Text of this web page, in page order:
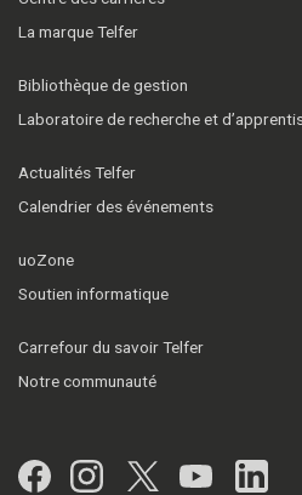
La marque Telfer
Bibliothèque de gestion
Laboratoire de recherche et
Actualités Telfer
Calendrier des événements
uoZone
Soutien informatique
Carrefour du savoir Telfer
Notre communauté
Facebook
Instagram
Twitter